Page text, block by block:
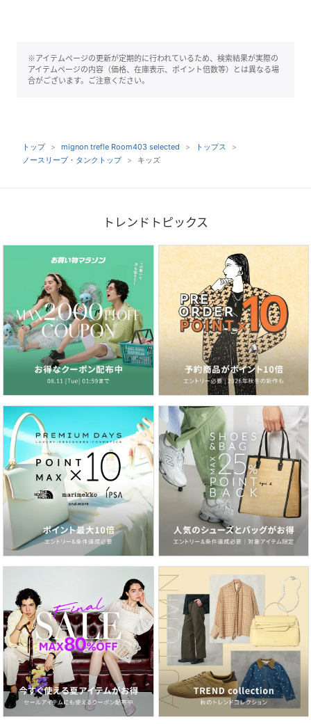
※アイテムページの更新が定期的に行われているため、検索結果が実際の
アイテムページの内容（価格、在庫表示、ポイント倍数等）とは異なる場
合がございます。ご注意ください。
トップ mignon trefle Room403 selected
トップス
ノースリーブ・タンクトップ
キッズ
トレンドトピックス